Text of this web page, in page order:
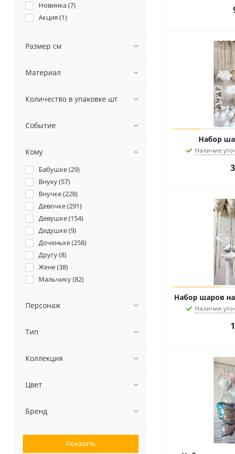
Набор
Наличие
Набор шаров
Наличие
Новинка (7)
Акция (1)
Размер см
Материал
Количество в упаковке шт
Событие
Кому
Бабушке (29)
Внуку (57)
Внучке (228)
Девочке (291)
Девушке (154)
Дедушке (9)
Доченьке (258)
Другу (8)
Жене (38)
Мальчику (82)
Мужу (
Персонаж
Тип
Коллекция
Цвет
Бренд